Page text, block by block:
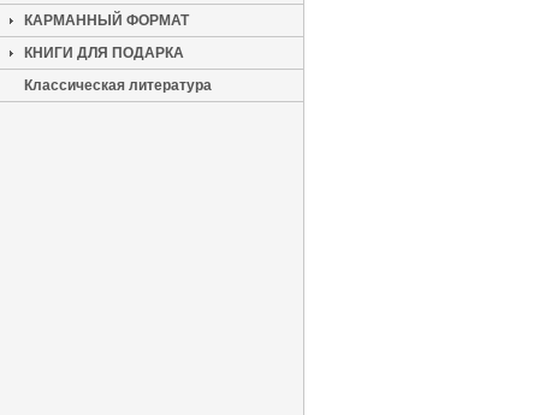
КАРМАННЫЙ ФОРМАТ
КНИГИ ДЛЯ ПОДАРКА
Классическая литература